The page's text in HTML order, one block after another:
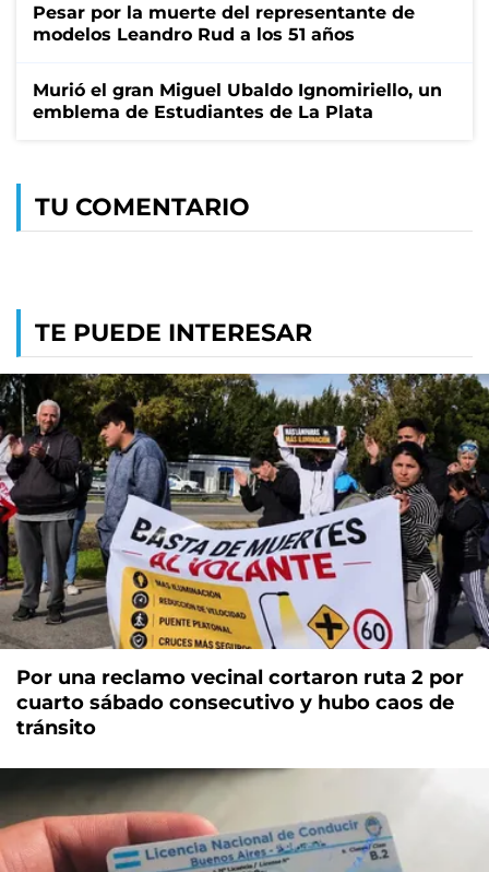
Pesar por la muerte del representante de
modelos Leandro Rud a los 51 años
Murió el gran Miguel Ubaldo Ignomiriello, un
emblema de Estudiantes de La Plata
TU COMENTARIO
TE PUEDE INTERESAR
Por una reclamo vecinal cortaron ruta 2 por
cuarto sábado consecutivo y hubo caos de
tránsito